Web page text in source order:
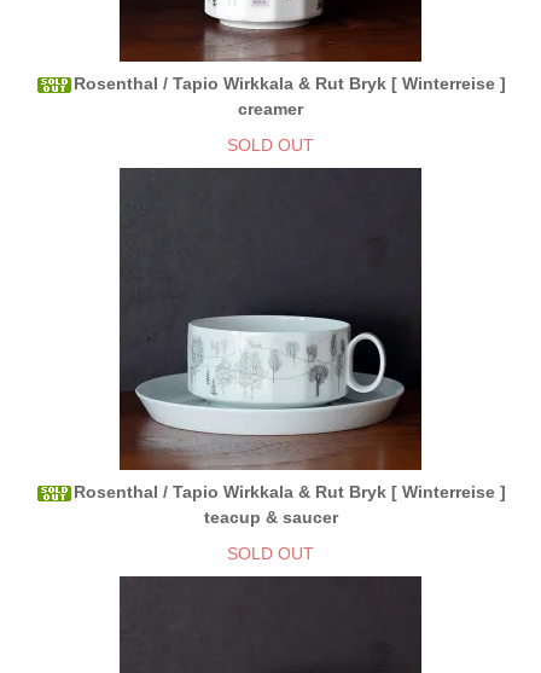
Rosenthal / Tapio Wirkkala & Rut Bryk [ Winterreise ]
creamer
SOLD OUT
Rosenthal / Tapio Wirkkala & Rut Bryk [ Winterreise ]
teacup & saucer
SOLD OUT